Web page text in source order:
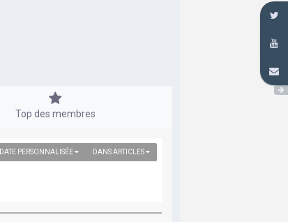
Top des membres
DANS ARTICLES
DATE PERSONNALISÉE